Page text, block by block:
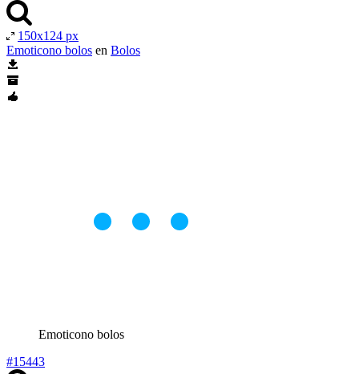
150x124 px
Emoticono bolos en Bolos
Emoticono bolos
#15443